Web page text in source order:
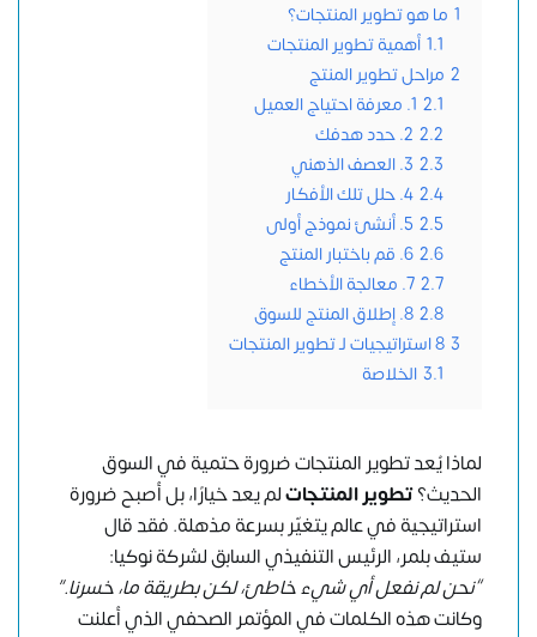
1 ما هو تطوير المنتجات؟
1.1 أهمية تطوير المنتجات
2 مراحل تطوير المنتج
2.1 1. معرفة احتياج العميل
2.2 2. حدد هدفك
2.3 3. العصف الذهني
2.4 4. حلل تلك الأفكار
2.5 5. أنشئ نموذج أولى
2.6 6. قم باختبار المنتج
2.7 7. معالجة الأخطاء
2.8 8. إطلاق المنتج للسوق
3 8 استراتيجيات لـ تطوير المنتجات
3.1 الخلاصة
لماذا يُعد تطوير المنتجات ضرورة حتمية في السوق
الحديث؟تطوير المنتجاتلم يعد خيارًا، بل أصبح ضرورة
استراتيجية في عالم يتغيّر بسرعة مذهلة. فقد قال
ستيف بلمر، الرئيس التنفيذي السابق لشركة نوكيا:
“نحن لم نفعل أي شيء خاطئ، لكن بطريقة ما، خسرنا.”
وكانت هذه الكلمات في المؤتمر الصحفي الذي أعلنت